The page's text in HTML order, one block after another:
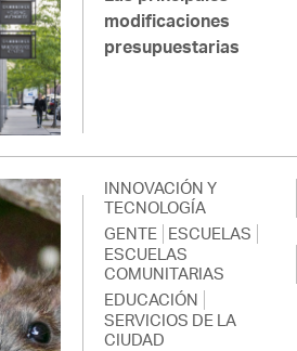
modificaciones
presupuestarias
INNOVACIÓN Y
TECNOLOGÍA
GENTE
ESCUELAS
ESCUELAS
COMUNITARIAS
EDUCACIÓN
SERVICIOS DE LA
CIUDAD